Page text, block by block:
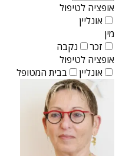
אופציה לטיפול
אונליין
מין
זכר
נקבה
אופציה לטיפול
אונליין
בבית המטופל